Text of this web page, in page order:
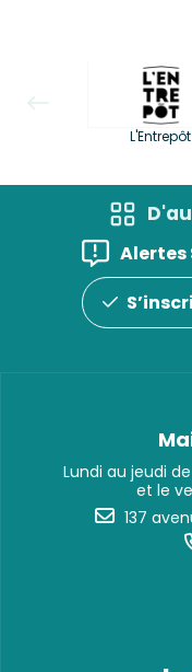
L'Entrepôt
Alertes
Lundi au jeudi
et le
137